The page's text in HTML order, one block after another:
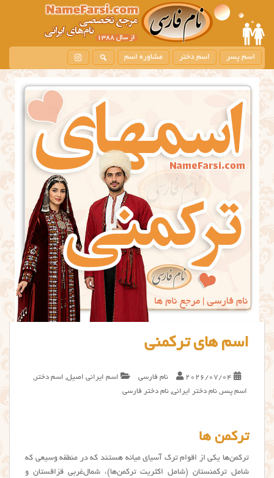
m
i
c
n
t
اسم پسر اسم دختر مشاوره اسم
اسم های ترکمنی
2026/07/04 نام فارسی اسم ایرانی اصیل, اسم دختر ,
اسم پسر , نام دختر ایرانی, نام دختر فارسی
ترکمن ها
ترکمن‌ها یکی از اقوام ترک‌ آسیای میانه هستند که در منطقه وسیعی که
شامل ترکمنستان (شامل اکثریت ترکمن‌ها)، شمال‌غربی قزاقستان و